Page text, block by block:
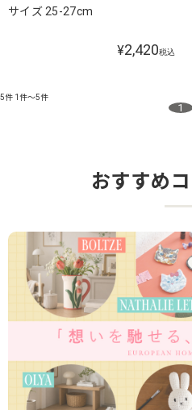
サイズ 25-27cm
¥2,420税込
5件 1件～5件
1
おすすめ